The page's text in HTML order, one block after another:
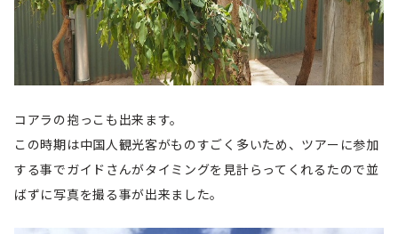
コアラの抱っこも出来ます。
この時期は中国人観光客がものすごく多いため、ツアーに参加
する事でガイドさんがタイミングを見計らってくれるたので並
ばずに写真を撮る事が出来ました。